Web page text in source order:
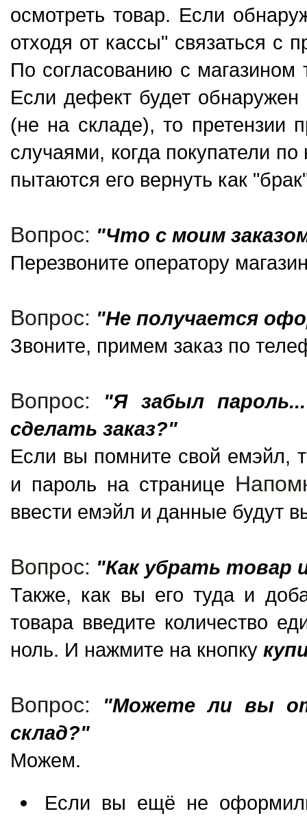
осмотреть товар. Если
отходя от кассы" связаться с
По согласованию с магазином
Если дефект будет обнаружен
(не на складе), то претензии
случаями, когда покупатели
пытаются его вернуть как
Вопрос: "Что с моим
Перезвоните оператору
Вопрос: "Не получается
Звоните, примем заказ по
Вопрос:
"Я забыл
сделать заказ?"
Если вы помните свой емэйл,
и пароль на странице
ввести емэйл и данные будут
Вопрос: "Как убрать товар
Также, как вы его туда и
товара введите количество
ноль. И нажмите на кнопку
Вопрос:
"Можете ли вы
склад?"
Можем.
Если вы ещё не